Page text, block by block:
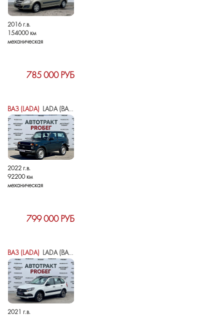
2016 г.в.
154000 км
механическая
785 000 РУБ
ВАЗ (LADA) LADA (ВАЗ) NIVA LEGEND I
2022 г.в.
92200 км
механическая
799 000 РУБ
ВАЗ (LADA) LADA (ВАЗ) GRANTA I РЕСТАЙЛИНГ
2021 г.в.